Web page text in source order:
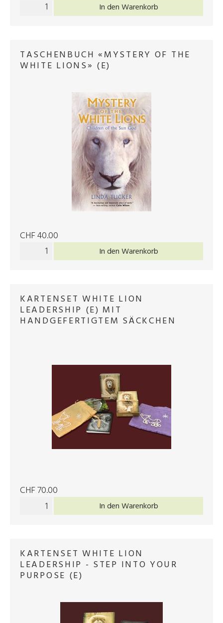
In den Warenkorb
TASCHENBUCH «MYSTERY OF THE
WHITE LIONS» (E)
CHF 40.00
In den Warenkorb
KARTENSET WHITE LION
LEADERSHIP (E) MIT
HANDGEFERTIGTEM SÄCKCHEN
CHF 70.00
In den Warenkorb
KARTENSET WHITE LION
LEADERSHIP - STEP INTO YOUR
PURPOSE (E)